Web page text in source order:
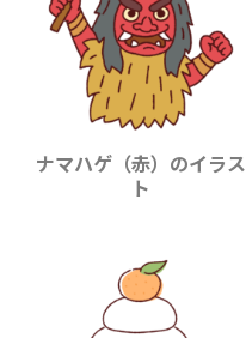
ナマハゲ（赤）のイラス
ト